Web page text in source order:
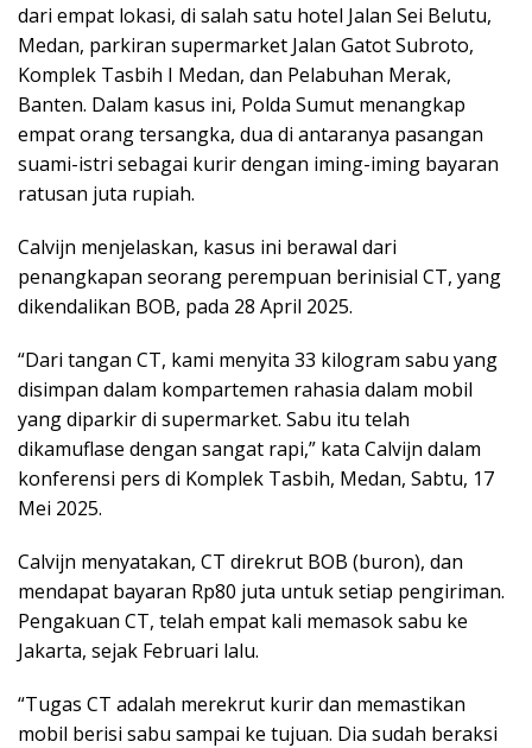
dari empat lokasi, di salah satu hotel Jalan Sei Belutu,
Medan, parkiran supermarket Jalan Gatot Subroto,
Komplek Tasbih I Medan, dan Pelabuhan Merak,
Banten. Dalam kasus ini, Polda Sumut menangkap
empat orang tersangka, dua di antaranya pasangan
suami-istri sebagai kurir dengan iming-iming bayaran
ratusan juta rupiah.
Calvijn menjelaskan, kasus ini berawal dari
penangkapan seorang perempuan berinisial CT, yang
dikendalikan BOB, pada 28 April 2025.
“Dari tangan CT, kami menyita 33 kilogram sabu yang
disimpan dalam kompartemen rahasia dalam mobil
yang diparkir di supermarket. Sabu itu telah
dikamuflase dengan sangat rapi,” kata Calvijn dalam
konferensi pers di Komplek Tasbih, Medan, Sabtu, 17
Mei 2025.
Calvijn menyatakan, CT direkrut BOB (buron), dan
mendapat bayaran Rp80 juta untuk setiap pengiriman.
Pengakuan CT, telah empat kali memasok sabu ke
Jakarta, sejak Februari lalu.
“Tugas CT adalah merekrut kurir dan memastikan
mobil berisi sabu sampai ke tujuan. Dia sudah beraksi